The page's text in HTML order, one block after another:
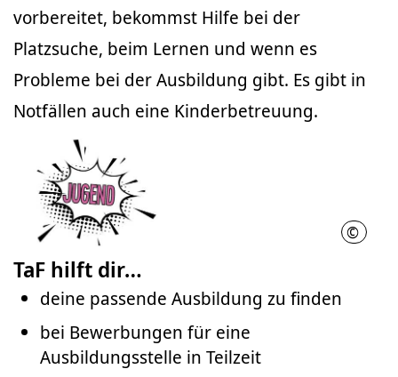
vorbereitet, bekommst Hilfe bei der
Platzsuche, beim Lernen und wenn es
Probleme bei der Ausbildung gibt. Es gibt in
Notfällen auch eine Kinderbetreuung.
©
TaF hilft dir…
deine passende Ausbildung zu finden
bei Bewerbungen für eine
Ausbildungsstelle in Teilzeit